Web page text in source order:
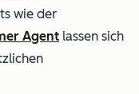
wie der
Agent lassen sich